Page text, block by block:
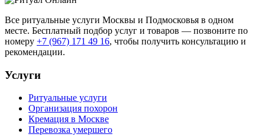
Все ритуальные услуги Москвы и Подмосковья в одном
месте. Бесплатный подбор услуг и товаров — позвоните по
номеру +7 (967) 171 49 16, чтобы получить консультацию и
рекомендации.
Услуги
Ритуальные услуги
Организация похорон
Кремация в Москве
Перевозка умершего